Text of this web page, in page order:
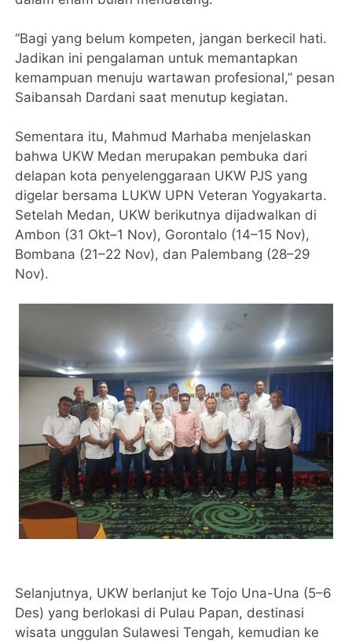
“Bagi yang belum kompeten, jangan berkecil hati.
Jadikan ini pengalaman untuk memantapkan
kemampuan menuju wartawan profesional,” pesan
Saibansah Dardani saat menutup kegiatan.
Sementara itu, Mahmud Marhaba menjelaskan
bahwa UKW Medan merupakan pembuka dari
delapan kota penyelenggaraan UKW PJS yang
digelar bersama LUKW UPN Veteran Yogyakarta.
Setelah Medan, UKW berikutnya dijadwalkan di
Ambon (31 Okt–1 Nov), Gorontalo (14–15 Nov),
Bombana (21–22 Nov), dan Palembang (28–29
Nov).
Selanjutnya, UKW berlanjut ke Tojo Una-Una (5–6
Des) yang berlokasi di Pulau Papan, destinasi
wisata unggulan Sulawesi Tengah, kemudian ke